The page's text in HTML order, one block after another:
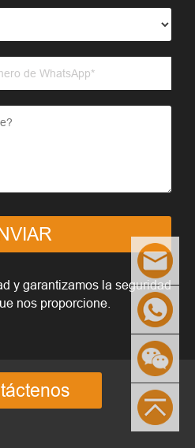
y garantizamos la seguridad
nos proporcione.